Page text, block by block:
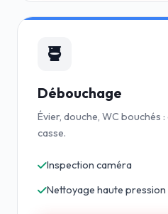
Débouchage
Évier, douche, WC bouchés
casse.
Inspection caméra
Nettoyage haute pression